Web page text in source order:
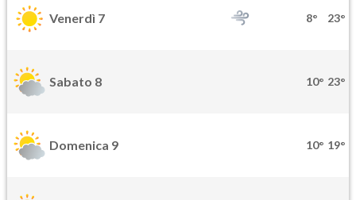
Venerdì 7 8° 23°
Sabato 8 10° 23°
Domenica 9 10° 19°